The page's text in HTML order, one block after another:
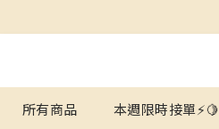
所有商品 本週限時接單⚡️🍋